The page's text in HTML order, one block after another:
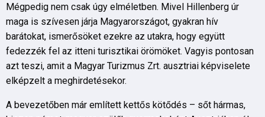
Mégpedig nem csak úgy elméletben. Mivel Hillenberg úr
maga is szívesen járja Magyarországot, gyakran hív
barátokat, ismerősöket ezekre az utakra, hogy együtt
fedezzék fel az itteni turisztikai örömöket. Vagyis pontosan
azt teszi, amit a Magyar Turizmus Zrt. ausztriai képviselete
elképzelt a meghirdetésekor.
A bevezetőben már említett kettős kötődés – sőt hármas,